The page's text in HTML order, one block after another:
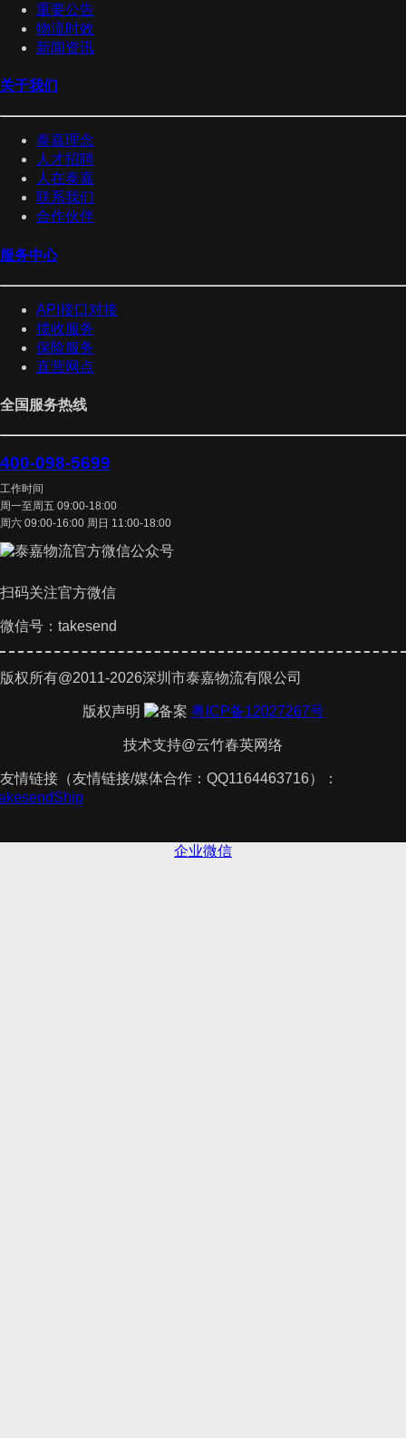
重要公告
物流时效
新闻资讯
关于我们
泰嘉理念
人才招聘
人在泰嘉
联系我们
合作伙伴
服务中心
API接口对接
揽收服务
保险服务
直营网点
全国服务热线
400-098-5699
工作时间
周一至周五 09:00-18:00
周六 09:00-16:00 周日 11:00-18:00
扫码关注官方微信
微信号：takesend
版权所有@2011-2026深圳市泰嘉物流有限公司
版权声明 粤ICP备12027267号
技术支持@云竹春英网络
友情链接（友情链接/媒体合作：QQ1164463716）：
TakesendShip
企业微信